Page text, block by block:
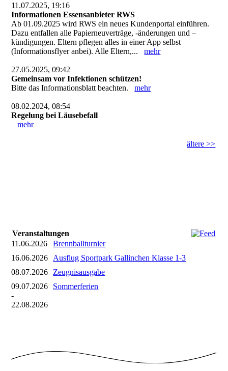
11.07.2025, 19:16
Informationen Essensanbieter RWS
Ab 01.09.2025 wird RWS ein neues Kundenportal einführen.
Dazu entfallen alle Papierneuverträge, -änderungen und –
kündigungen. Eltern pflegen alles in einer App selbst
(Informationsflyer anbei). Alle Eltern,...mehr
27.05.2025, 09:42
Gemeinsam vor Infektionen schützen!
Bitte das Informationsblatt beachten.mehr
08.02.2024, 08:54
Regelung bei Läusebefall
mehr
ältere >>
Veranstaltungen
11.06.2026
Brennballturnier
16.06.2026
Ausflug Sportpark Gallinchen Klasse 1-3
08.07.2026
Zeugnisausgabe
09.07.2026
-
22.08.2026
Sommerferien